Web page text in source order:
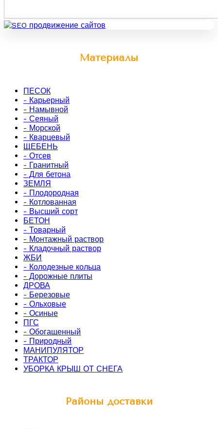
Материалы
ПЕСОК
- Карьерный
- Намывной
- Сеяный
- Морской
- Кварцевый
ЩЕБЕНЬ
- Отсев
- Гранитный
- Для бетона
ЗЕМЛЯ
- Плодородная
- Котлованная
- Высший сорт
БЕТОН
- Товарный
- Монтажный раствор
- Кладочный раствор
ЖБИ
- Колодезные кольца
- Дорожные плиты
ДРОВА
- Березовые
- Ольховые
- Осиные
ПГС
- Обогащенный
- Природный
МАНИПУЛЯТОР
ТРАКТОР
УБОРКА КРЫШ ОТ СНЕГА
Районы доставки